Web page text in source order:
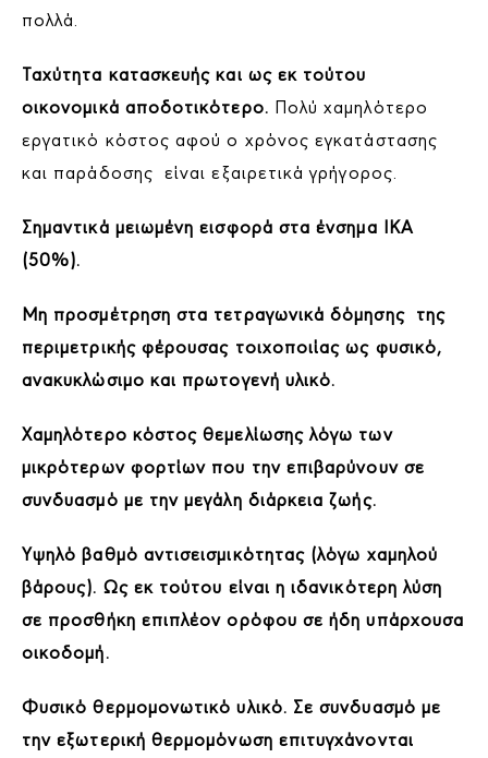
πολλά.
Ταχύτητα κατασκευής και ως εκ τούτου
οικονομικά αποδοτικότερο. Πολύ χαμηλότερο
εργατικό κόστος αφού ο χρόνος εγκατάστασης
και παράδοσης είναι εξαιρετικά γρήγορος.
Σημαντικά μειωμένη εισφορά στα ένσημα ΙΚΑ
(50%).
Μη προσμέτρηση στα τετραγωνικά δόμησης της
περιμετρικής φέρουσας τοιχοποιίας ως φυσικό,
ανακυκλώσιμο και πρωτογενή υλικό.
Χαμηλότερο κόστος θεμελίωσης λόγω των
μικρότερων φορτίων που την επιβαρύνουν σε
συνδυασμό με την μεγάλη διάρκεια ζωής.
Υψηλό βαθμό αντισεισμικότητας (λόγω χαμηλού
βάρους). Ως εκ τούτου είναι η ιδανικότερη λύση
σε προσθήκη επιπλέον ορόφου σε ήδη υπάρχουσα
οικοδομή.
Φυσικό θερμομονωτικό υλικό. Σε συνδυασμό με
την εξωτερική θερμομόνωση επιτυγχάνονται